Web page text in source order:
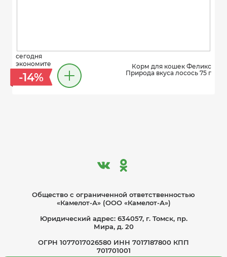
сегодня
экономите
-14%
Корм для кошек Феликс
Природа вкуса лосось 75 г
Общество с ограниче­нной ответственностью
«Камелот-А» (ООО «Камелот-А»)
Юридический адрес: 634057, г. Томск, пр.
Мира, д. 20
ОГРН 1077017026580 ИНН 7017187800 КПП
701701001